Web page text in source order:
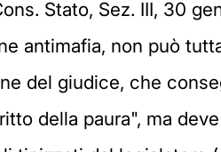
Stato, Sez. III, 30
antimafia, non può
del giudice, che
della paura", ma